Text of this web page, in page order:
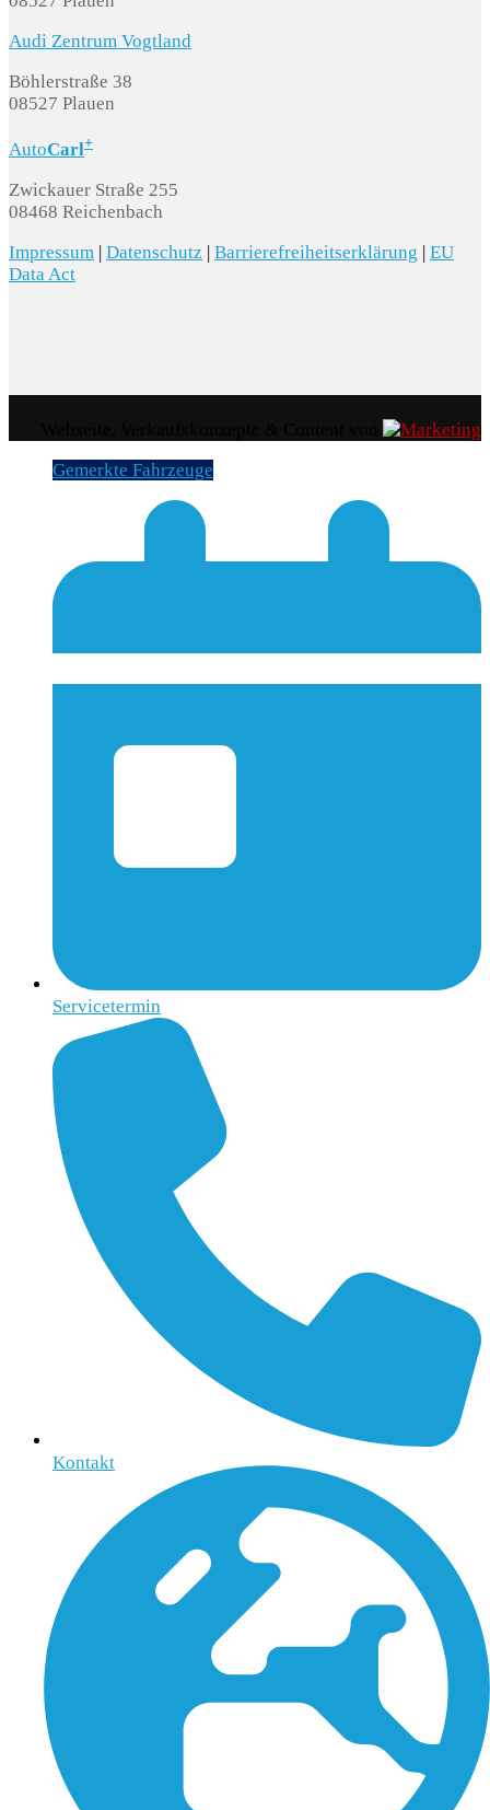
Audi Zentrum Vogtland
Böhlerstraße 38
08527 Plauen
AutoCarl+
Zwickauer Straße 255
08468 Reichenbach
Impressum | Datenschutz | Barrierefreiheitserklärung | EU
Data Act
Gemerkte Fahrzeuge
Servicetermin
Kontakt